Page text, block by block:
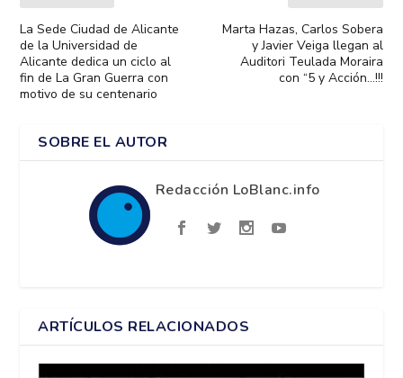
La Sede Ciudad de Alicante
de la Universidad de
Alicante dedica un ciclo al
fin de La Gran Guerra con
motivo de su centenario
Marta Hazas, Carlos Sobera
y Javier Veiga llegan al
Auditori Teulada Moraira
con “5 y Acción…!!!
SOBRE EL AUTOR
Redacción LoBlanc.info
ARTÍCULOS RELACIONADOS